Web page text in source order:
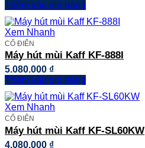
Thêm vào giỏ hàng
Xem Nhanh
CỔ ĐIỂN
Máy hút mùi Kaff KF-888I
5.080.000 ₫
Thêm vào giỏ hàng
Xem Nhanh
CỔ ĐIỂN
Máy hút mùi Kaff KF-SL60KW
4.080.000 ₫